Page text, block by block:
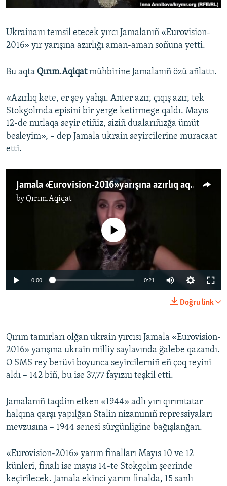
Українською
Ukrainanı temsil etecek yırcı Jamalanıñ «Eurovision-
2016» yır yarışına azırlığı aman-aman soñuna yetti.
Bu aqta Qırım.Aqiqatmühbirine Jamalanıñ özü añlattı.
«Azırlıq kete, er şey yahşı. Anter azır, çıqış azır, tek
Stokgolmda episini bir yerge ketirmege qaldı. Mayıs
12-de mıtlaqa seyir etiñiz, siziñ dualarıñızğa ümüt
besleyim», – dep Jamala ukrain seyircilerine muracaat
etti.
Jamala «Eurovision-2016» yarışına azırlıq aqqında (video)
byQırım.Aqiqat
No media source currently available
0:00 0:21
Doğru link
Qırım tamırları olğan ukrain yırcısı Jamala «Eurovision-
2016» yarışına ukrain milliy saylavında ğalebe qazandı.
O SMS rey berüvi boyunca seyircilerniñ eñ çoq reyini
aldı – 142 biñ, bu ise 37,77 fayıznı teşkil etti.
Jamalanıñ taqdim etken «1944» adlı yırı qırımtatar
halqına qarşı yapılğan Stalin nizamınıñ repressiyaları
mevzusına – 1944 senesi sürgünligine bağışlanğan.
«Eurovision-2016» yarım finalları Mayıs 10 ve 12
künleri, finalı ise mayıs 14-te Stokgolm şeerinde
keçirilecek. Jamala ekinci yarım finalda, 15 sanlı